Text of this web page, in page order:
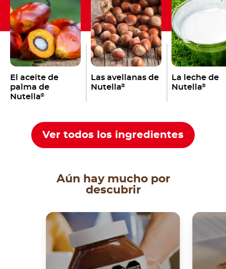
El aceite de
palma de
Nutella®
Las avellanas de
Nutella®
La leche de
Nutella®
Ver todos los ingredientes
Aún hay mucho por
descubrir